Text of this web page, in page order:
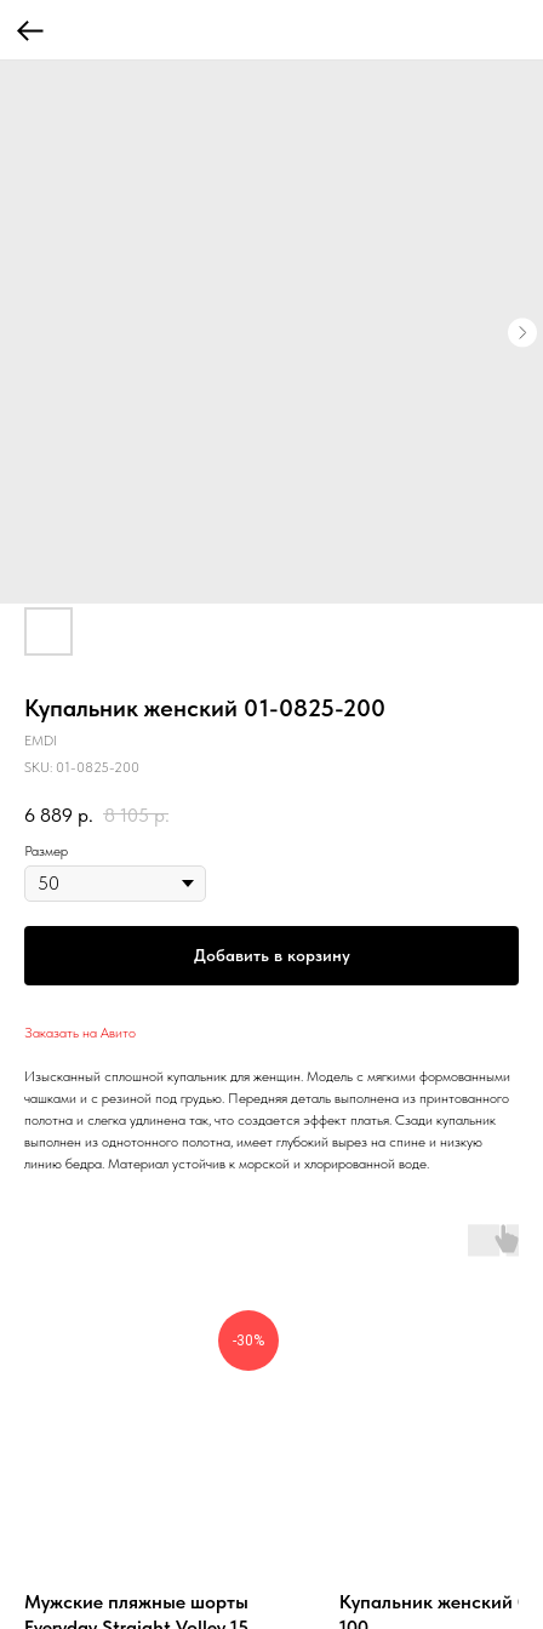
Купальник женский 01-0825-200
EMDI
SKU: 01-0825-200
6 889 р. 8 105 р.
Размер
Добавить в корзину
Заказать на Авито
Изысканный сплошной купальник для женщин. Модель с мягкими формованными
чашками и с резиной под грудью. Передняя деталь выполнена из принтованного
полотна и слегка удлинена так, что создается эффект платья. Сзади купальник
выполнен из однотонного полотна, имеет глубокий вырез на спине и низкую
линию бедра. Материал устойчив к морской и хлорированной воде.
-30%
Мужские пляжные шорты
Купальник женский